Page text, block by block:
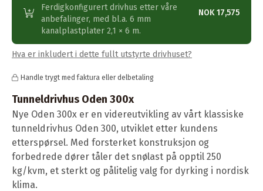
Ferdigkonfigurert drivhus etter våre
anbefalinger, med bl.a. 6 mm
kanalplastplater 2,1 × 6 m.
NOK 17,575
Hva er inkludert i dette fullt utstyrte drivhuset?
Handle trygt med faktura eller delbetaling
Tunneldrivhus Oden 300x
Nye Oden 300x er en videreutvikling av vårt klassiske
tunnel­drivhus Oden 300, utviklet etter kundens
etterspørsel. Med forsterket konstruksjon og
forbedrede dører tåler det snølast på opptil 250
kg/kvm, et sterkt og pålitelig valg for dyrking i nordisk
klima.